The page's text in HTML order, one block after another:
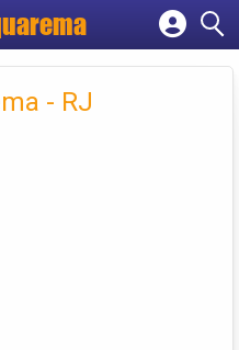
empresa
conta- RJ